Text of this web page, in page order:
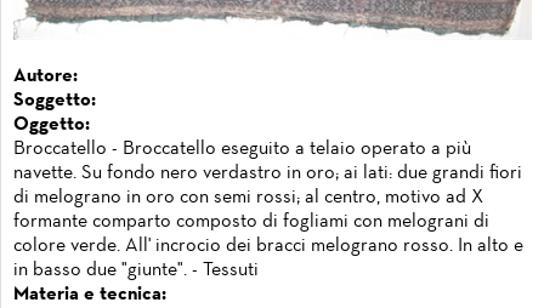
Autore:
Soggetto:
Oggetto:
Broccatello - Broccatello eseguito a telaio operato a più
navette. Su fondo nero verdastro in oro; ai lati: due grandi fiori
di melograno in oro con semi rossi; al centro, motivo ad X
formante comparto composto di fogliami con melograni di
colore verde. All' incrocio dei bracci melograno rosso. In alto e
in basso due "giunte". - Tessuti
Materia e tecnica: